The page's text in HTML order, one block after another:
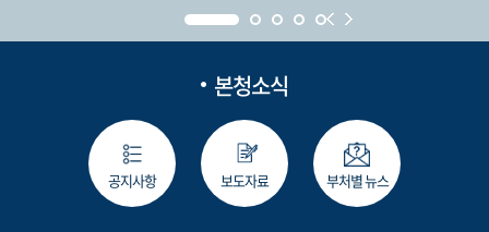
본청소식
공지사항 보도자료 부처별 뉴스